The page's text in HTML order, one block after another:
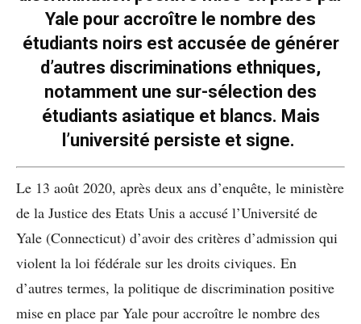
Yale pour accroître le nombre des
étudiants noirs est accusée de générer
d’autres discriminations ethniques,
notamment une sur-sélection des
étudiants asiatique et blancs. Mais
l’université persiste et signe.
Le 13 août 2020, après deux ans d’enquête, le ministère
de la Justice des Etats Unis a accusé l’Université de
Yale (Connecticut) d’avoir des critères d’admission qui
violent la loi fédérale sur les droits civiques. En
d’autres termes, la politique de discrimination positive
mise en place par Yale pour accroître le nombre des